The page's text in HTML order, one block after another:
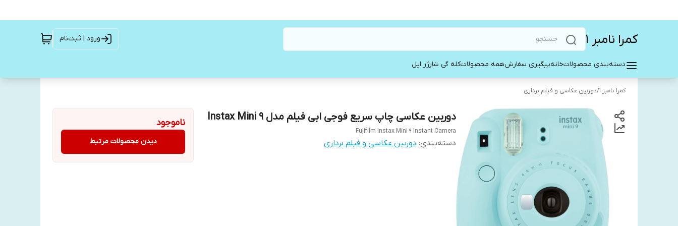
کمرا نامبر ۱ ورود | ثبت‌نام
دسته‌بندی محصولاتخانهپیگیری سفارشهمه محصولاتکله گی شارژر اپل
کمرا نامبر ۱ /دوربین عکاسی و فیلم برداری
دوربین عکاسی چاپ سریع فوجی ابی فیلم مدل Instax Mini 9
Fujifilm Instax Mini 9 Instant Camera
دسته‌بندی: دوربین عکاسی و فیلم برداری
ناموجود
دیدن محصولات مرتبط